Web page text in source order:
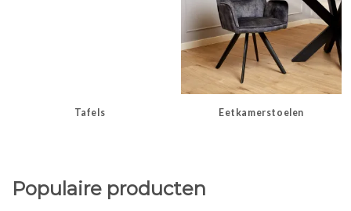
Tafels Eetkamerstoelen
Populaire producten